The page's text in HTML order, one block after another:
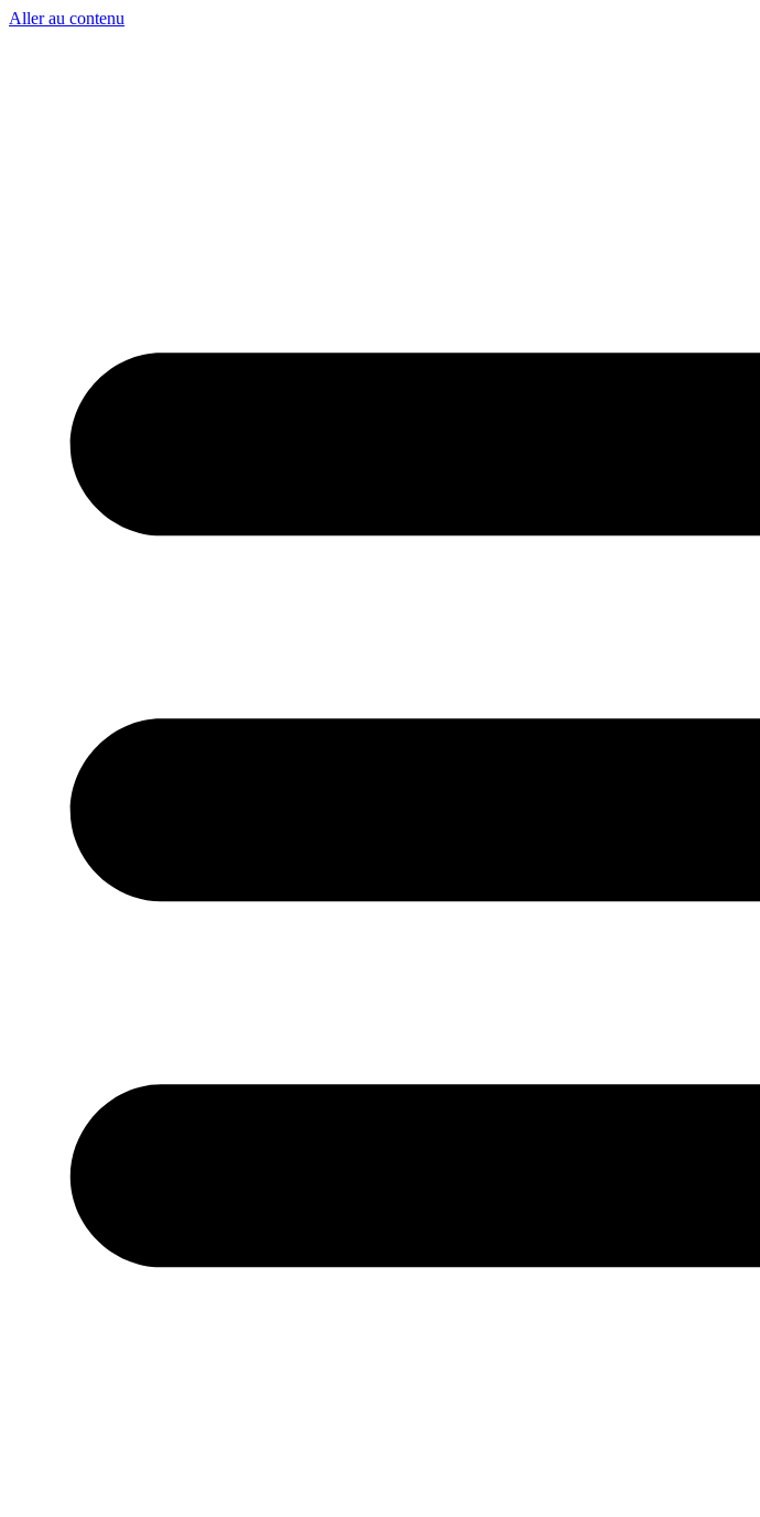
Aller au contenu